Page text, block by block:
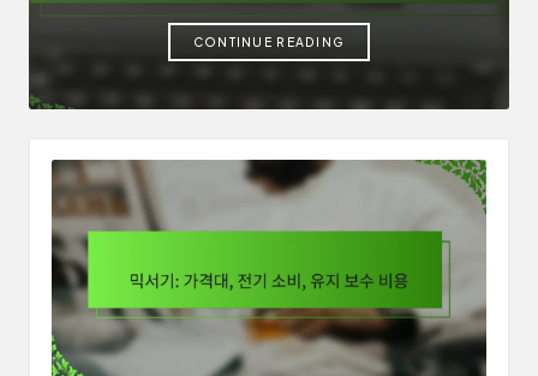
CONTINUE READING